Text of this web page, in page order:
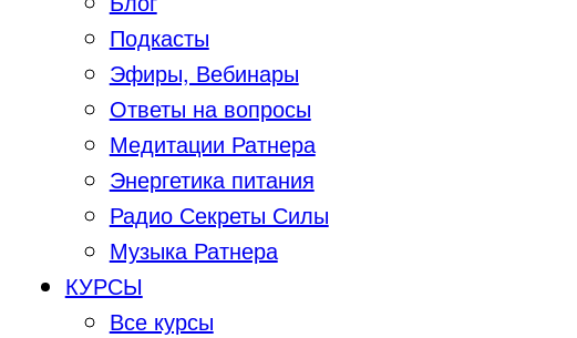
Подкасты
Эфиры, Вебинары
Ответы на вопросы
Медитации Ратнера
Энергетика питания
Радио Секреты Силы
Музыка Ратнера
КУРСЫ
Все курсы